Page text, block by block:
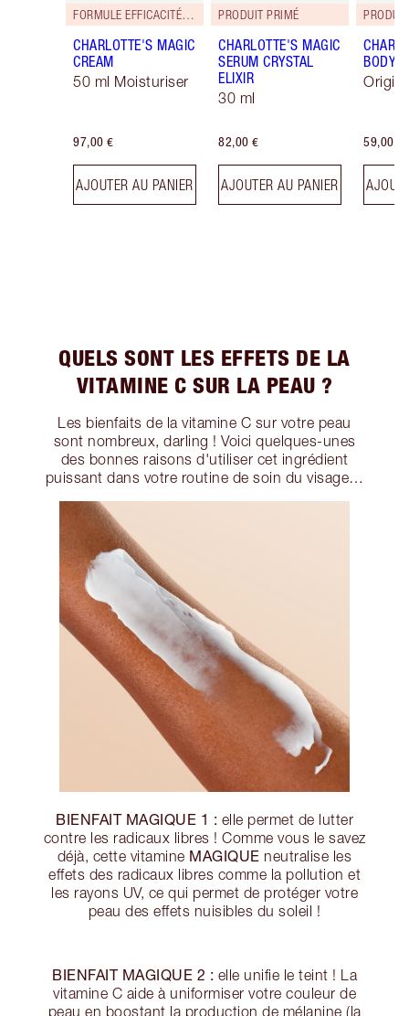
FORMULE EFFICACITÉ RENFORCÉE !
CHARLOTTE'S MAGIC
CREAM
50 ml Moisturiser
97,00 €
AJOUTER AU PANIER
PRODUIT PRIMÉ
CHARLOTTE'S MAGIC
SERUM CRYSTAL
ELIXIR
30 ml
82,00 €
AJOUTER AU PANIER
BODY
59,00 €
QUELS SONT LES EFFETS DE LA
VITAMINE C SUR LA PEAU ?
Les bienfaits de la vitamine C sur votre peau
sont nombreux, darling ! Voici quelques-unes
des bonnes raisons d'utiliser cet ingrédient
puissant dans votre routine de soin du visage…
BIENFAIT MAGIQUE 1 : elle permet de lutter
contre les radicaux libres ! Comme vous le savez
déjà, cette vitamine MAGIQUE neutralise les
effets des radicaux libres comme la pollution et
les rayons UV, ce qui permet de protéger votre
peau des effets nuisibles du soleil !
BIENFAIT MAGIQUE 2 : elle unifie le teint ! La
vitamine C aide à uniformiser votre couleur de
peau en boostant la production de mélanine (la